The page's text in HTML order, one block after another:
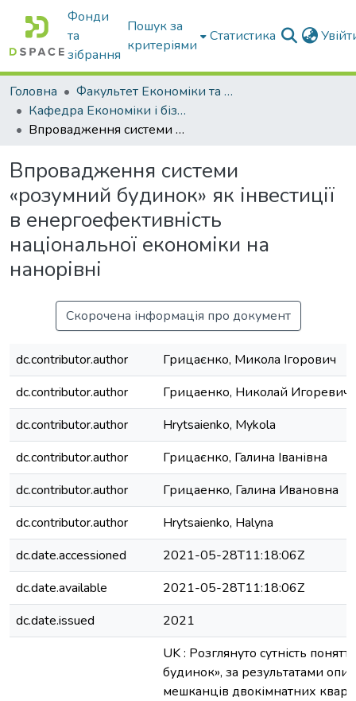
Фонди
та
зібрання
Пошук за
критеріями
Статистика
Головна
Факультет Економіки та бізнесу
Кафедра Економіки і бізнесу
Впровадження системи «розумний будинок» як інвестиції в енергоефективність національної економіки на нанорівні
Впровадження системи
«розумний будинок» як інвестиції
в енергоефективність
національної економіки на
нанорівні
Скорочена інформація про документ
dc.contributor.author
Грицаєнко, Микола Ігорович
dc.contributor.author
Грицаенко, Николай Игоревич
dc.contributor.author
Hrytsaienko, Mykola
dc.contributor.author
Грицаєнко, Галина Іванівна
dc.contributor.author
Грицаенко, Галина Ивановна
dc.contributor.author
Hrytsaienko, Halyna
dc.date.accessioned
2021-05-28T11:18:06Z
dc.date.available
2021-05-28T11:18:06Z
dc.date.issued
2021
UK : Розглянуто сутність
будинок», за результатами
мешканців двокімнатних